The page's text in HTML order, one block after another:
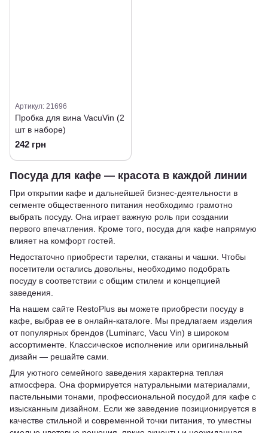
Артикул: 21696
Пробка для вина VacuVin (2
шт в наборе)
242 грн
Посуда для кафе — красота в каждой линии
При открытии кафе и дальнейшей бизнес-деятельности в
сегменте общественного питания необходимо грамотно
выбрать посуду. Она играет важную роль при создании
первого впечатления. Кроме того, посуда для кафе напрямую
влияет на комфорт гостей.
Недостаточно приобрести тарелки, стаканы и чашки. Чтобы
посетители остались довольны, необходимо подобрать
посуду в соответствии с общим стилем и концепцией
заведения.
На нашем сайте RestoPlus вы можете приобрести посуду в
кафе, выбрав ее в онлайн-каталоге. Мы предлагаем изделия
от популярных брендов (Luminarc, Vacu Vin) в широком
ассортименте. Классическое исполнение или оригинальный
дизайн — решайте сами.
Для уютного семейного заведения характерна теплая
атмосфера. Она формируется натуральными материалами,
пастельными тонами, профессиональной посудой для кафе с
изысканным дизайном. Если же заведение позиционируется в
качестве стильной и современной точки питания, то уместны